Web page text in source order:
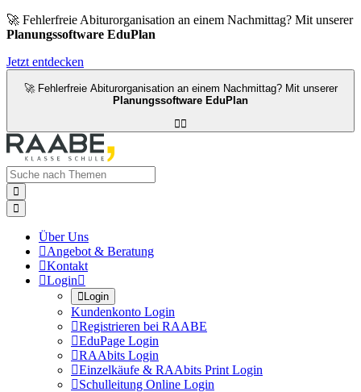
🚀 Fehlerfreie Abiturorganisation an einem Nachmittag? Mit unserer
Planungssoftware EduPlan
Jetzt entdecken
🚀 Fehlerfreie Abiturorganisation an einem Nachmittag? Mit unserer
Planungssoftware EduPlan



Über Uns
Angebot & Beratung
Kontakt
Login
Login
Kundenkonto Login
Registrieren bei RAABE
EduPage Login
RAAbits Login
Einzelkäufe & RAAbits Print Login
Schulleitung Online Login